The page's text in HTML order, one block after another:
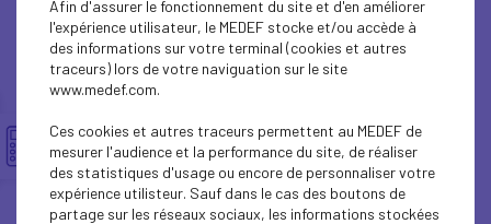
INTERNATIONAL - EUROPE
INTERNATIONAL - EUROPE
ECONOMY
ECONOMY
Afin d'assurer le fonctionnement du site et d'en améliorer
l'expérience utilisateur, le MEDEF stocke et/ou accède à
des informations sur votre terminal (cookies et autres
traceurs) lors de votre naviguation sur le site
www.medef.com.
Ces cookies et autres traceurs permettent au MEDEF de
mesurer l'audience et la performance du site, de réaliser
des statistiques d'usage ou encore de personnaliser votre
expérience utilisteur. Sauf dans le cas des boutons de
partage sur les réseaux sociaux, les informations stockées